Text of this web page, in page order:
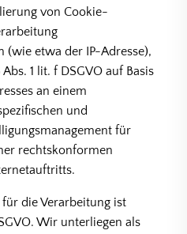
von Cookie-
(wie etwa der IP-Adresse),
1 lit. f DSGVO auf Basis
an einem
und
für
rechtskonformen
die Verarbeitung ist
Wir unterliegen als